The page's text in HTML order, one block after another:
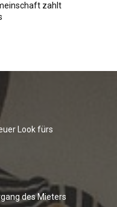
zahlt
Look fürs
des Mieters